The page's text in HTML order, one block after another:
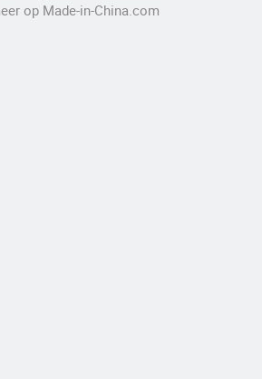
op Made-in-China.com